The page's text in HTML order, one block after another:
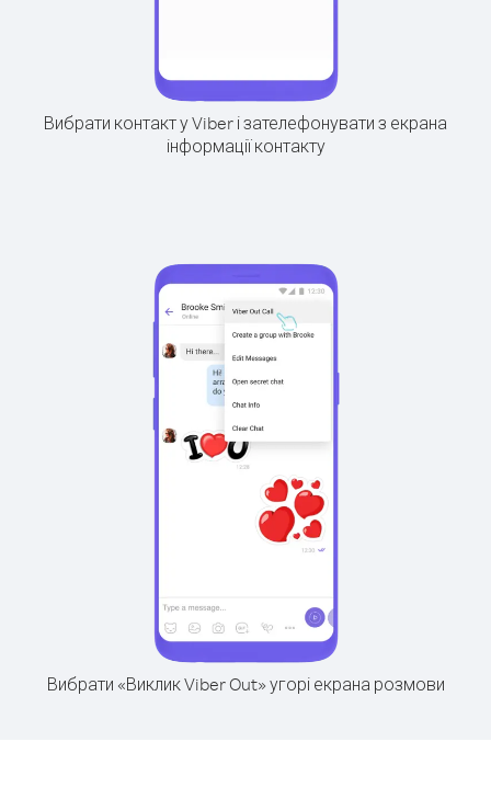
Вибрати контакт у Viber і зателефонувати з екрана
інформації контакту
Вибрати «Виклик Viber Out» угорі екрана розмови